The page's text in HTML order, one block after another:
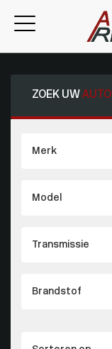
ZOEK UW AUTO